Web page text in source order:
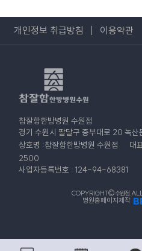
개인정보 취급방침 이용약관
참잘함한방병원 수원점
경기 수원시 팔달구 중부대로 20 녹
상호명 :참잘함한방병원 수원점
대
2500
사업자등록번호 : 124-94-68381
COPYRIGHT© 수원점.
병원홈페이지제작